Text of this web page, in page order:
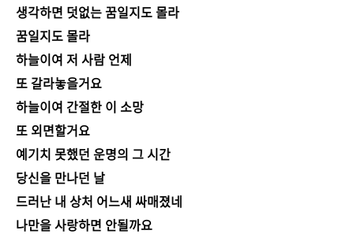
생각하면 덧없는 꿈일지도 몰라
꿈일지도 몰라
하늘이여 저 사람 언제
또 갈라놓을거요
하늘이여 간절한 이 소망
또 외면할거요
예기치 못했던 운명의 그 시간
당신을 만나던 날
드러난 내 상처 어느새 싸매졌네
나만을 사랑하면 안될까요